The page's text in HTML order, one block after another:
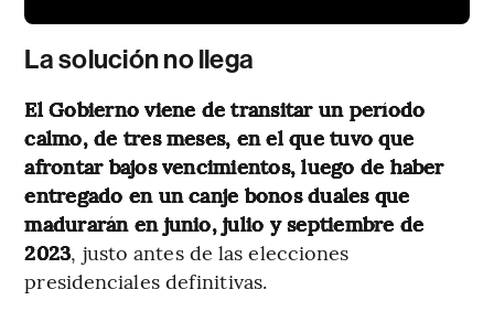
La solución no llega
El Gobierno viene de transitar un período
calmo, de tres meses, en el que tuvo que
afrontar bajos vencimientos, luego de haber
entregado en un canje bonos duales que
madurarán en junio, julio y septiembre de
2023, justo antes de las elecciones
presidenciales definitivas.